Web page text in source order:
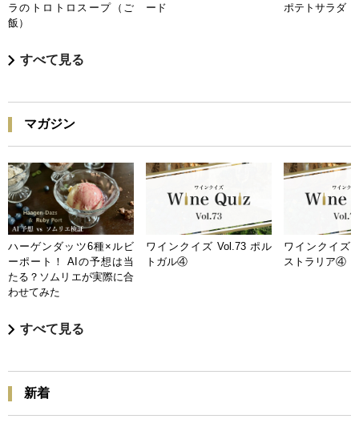
ラのトロトロスープ（ご
飯）
ード
ポテトサラダ
すべて見る
マガジン
ハーゲンダッツ6種×ルビ
ーポート！ AIの予想は当
たる？ソムリエが実際に合
わせてみた
ワインクイズ Vol.73 ポル
トガル④
ワインクイズ
ストラリア④
すべて見る
新着